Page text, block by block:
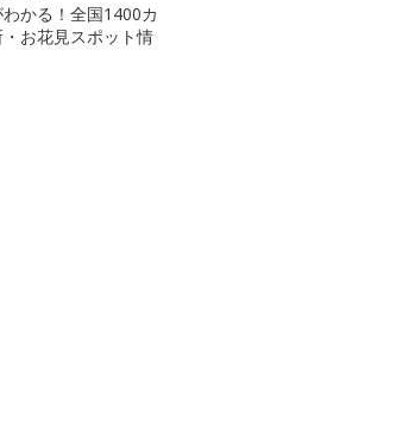
わかる！全国1400カ
お花見スポット情